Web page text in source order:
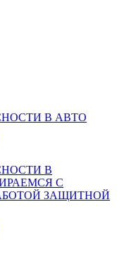
В АВТО
В
С
ЗАЩИТНОЙ